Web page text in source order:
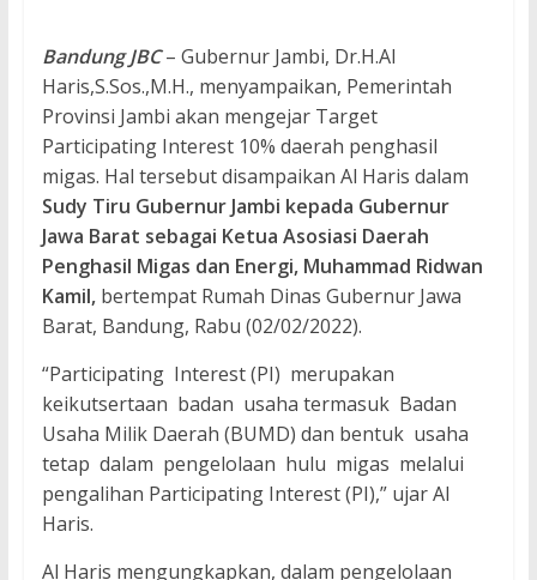
Bandung JBC– Gubernur Jambi, Dr.H.Al
Haris,S.Sos.,M.H., menyampaikan, Pemerintah
Provinsi Jambi akan mengejar Target
Participating Interest 10% daerah penghasil
migas. Hal tersebut disampaikan Al Haris dalam
Sudy Tiru Gubernur Jambi kepada Gubernur
Jawa Barat sebagai Ketua Asosiasi Daerah
Penghasil Migas dan Energi, Muhammad Ridwan
Kamil, bertempat Rumah Dinas Gubernur Jawa
Barat, Bandung, Rabu (02/02/2022).
“Participating Interest (PI) merupakan
keikutsertaan badan usaha termasuk Badan
Usaha Milik Daerah (BUMD) dan bentuk usaha
tetap dalam pengelolaan hulu migas melalui
pengalihan Participating Interest (PI),” ujar Al
Haris.
Al Haris mengungkapkan, dalam pengelolaan